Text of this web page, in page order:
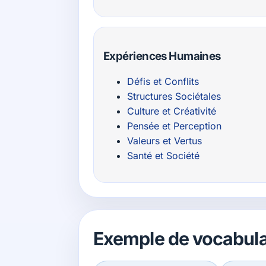
Expériences Humaines
Défis et Conflits
Structures Sociétales
Culture et Créativité
Pensée et Perception
Valeurs et Vertus
Santé et Société
Exemple de